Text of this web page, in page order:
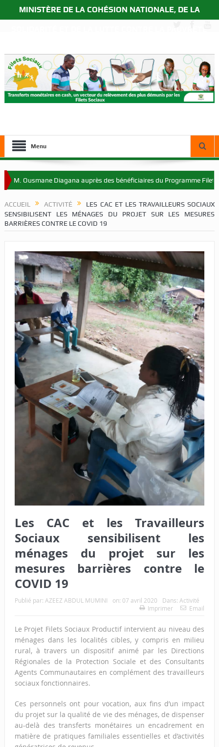
MINISTÈRE DE LA COHÉSION NATIONALE, DE LA
Menu
Diagana auprès des bénéficiaires du Programme Filets Sociaux à
ACCUEIL ACTIVITÉ
LES CAC ET LES TRAVAILLEURS SOCIAUX
SENSIBILISENT LES MÉNAGES DU PROJET SUR LES MESURES
BARRIÈRES CONTRE LE COVID 19
Les CAC et les Travailleurs
Sociaux sensibilisent les
ménages du projet sur les
mesures barrières contre le
COVID 19
Publié par: AZEEZ ABDUL MUMINI on: 07 avril 2020 Dans: Activité
Imprimer
Email
Le Projet Filets Sociaux Productif intervient au niveau des
ménages dans les localités cibles, y compris en milieu
rural, à travers un dispositif animé par les Directions
Régionales de la Protection Sociale et des Consultants
Agents Communautaires en complément des travailleurs
sociaux fonctionnaires.
Ces personnels ont pour vocation, aux fins d’un impact
du projet sur la qualité de vie des ménages, de dispenser
au-delà des transferts monétaires un encadrement en
matière de pratiques familiales essentielles et d’activités